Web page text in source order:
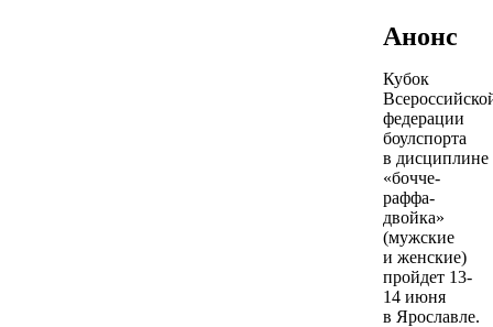
Анонс
Кубок
федерации
боулспорта
в дисциплине
«бочче-
раффа-
двойка»
(мужские
и женские)
пройдет 13-
14 июня
в Ярославле.